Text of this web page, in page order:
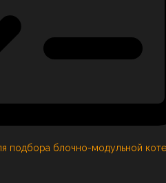
подбора блочно-модульной